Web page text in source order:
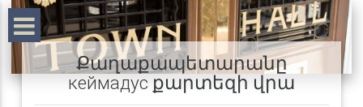
Քաղաքապետարանը
кеймадус քարտեզի վրա